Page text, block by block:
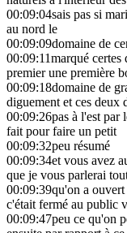
00:09:04sais pas si
au nord le
00:09:09domaine de
00:09:11marqué
premier une première
00:09:18domaine de
diguement et ces deux
00:09:26pas à l'est par
fait pour faire un petit
00:09:32peu résumé
00:09:34et vous avez
que je vous parlerai
00:09:39qu'on a
c'était fermé au public
00:09:47peu ce qu'on